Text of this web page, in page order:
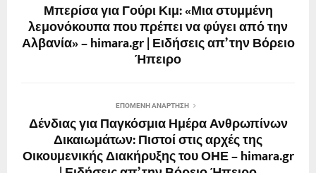
Μπερίσα για Γούρι Κιμ: «Μια στυμμένη
λεμονόκουπα που πρέπει να φύγει από την
Αλβανία» – himara.gr | Ειδήσεις απ’ την Βόρειο
Ήπειρο
ΕΠΌΜΕΝΗ ΑΝΆΡΤΗΣΗ
Δένδιας για Παγκόσμια Ημέρα Ανθρωπίνων
Δικαιωμάτων: Πιστοί στις αρχές της
Οικουμενικής Διακήρυξης του ΟΗΕ – himara.gr